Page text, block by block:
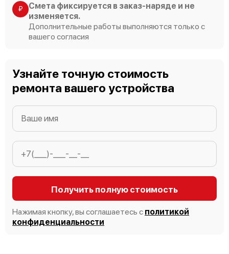
₽
Смета фиксируется в заказ-наряде и не
изменяется.
Дополнительные работы выполняются только с
вашего согласия
Узнайте точную стоимость
ремонта вашего устройства
Получить полную стоимость
Нажимая кнопку, вы соглашаетесь с политикой
конфиденциальности